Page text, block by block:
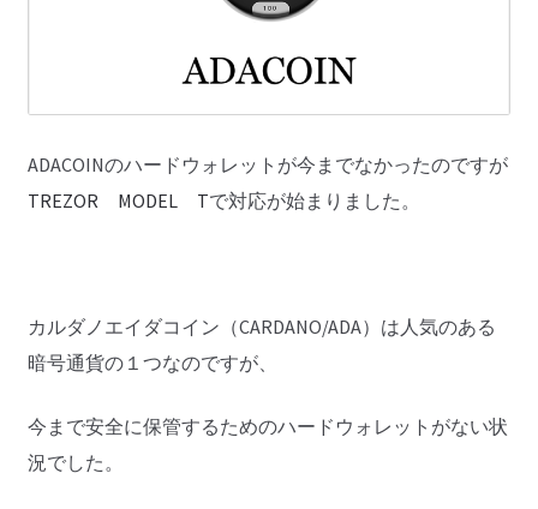
ADACOINのハードウォレットが今までなかったのですが
TREZOR MODEL Tで対応が始まりました。
カルダノエイダコイン（CARDANO/ADA）は人気のある
暗号通貨の１つなのですが、
今まで安全に保管するためのハードウォレットがない状
況でした。